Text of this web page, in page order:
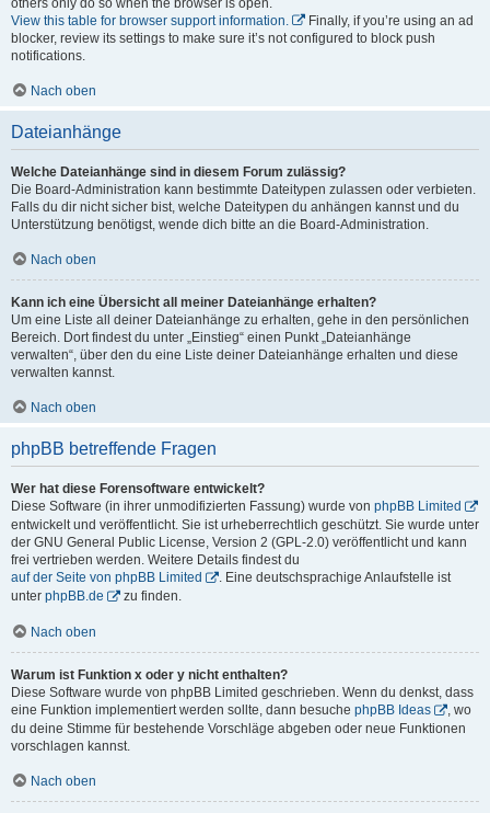
View this table for browser support information.
Finally, if you’re using an ad
blocker, review its settings to make sure it’s not configured to block push
notifications.
Nach oben
Dateianhänge
Welche Dateianhänge sind in diesem Forum zulässig?
Die Board-Administration kann bestimmte Dateitypen zulassen oder verbieten.
Falls du dir nicht sicher bist, welche Dateitypen du anhängen kannst und du
Unterstützung benötigst, wende dich bitte an die Board-Administration.
Nach oben
Kann ich eine Übersicht all meiner Dateianhänge erhalten?
Um eine Liste all deiner Dateianhänge zu erhalten, gehe in den persönlichen
Bereich. Dort findest du unter „Einstieg“ einen Punkt „Dateianhänge
verwalten“, über den du eine Liste deiner Dateianhänge erhalten und diese
verwalten kannst.
Nach oben
phpBB betreffende Fragen
Wer hat diese Forensoftware entwickelt?
Diese Software (in ihrer unmodifizierten Fassung) wurde von phpBB Limited
entwickelt und veröffentlicht. Sie ist urheberrechtlich geschützt. Sie wurde unter
der GNU General Public License, Version 2 (GPL-2.0) veröffentlicht und kann
frei vertrieben werden. Weitere Details findest du
auf der Seite von phpBB Limited
. Eine deutschsprachige Anlaufstelle ist
unter phpBB.de zu finden.
Nach oben
Warum ist Funktion x oder y nicht enthalten?
Diese Software wurde von phpBB Limited geschrieben. Wenn du denkst, dass
eine Funktion implementiert werden sollte, dann besuche phpBB Ideas
, wo
du deine Stimme für bestehende Vorschläge abgeben oder neue Funktionen
vorschlagen kannst.
Nach oben